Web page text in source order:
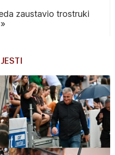
zaustavio trostruki
»